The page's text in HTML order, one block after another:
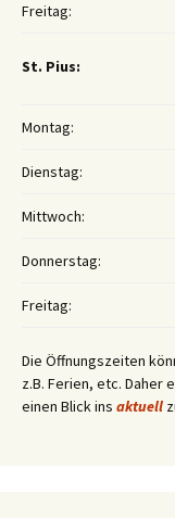
Freitag:
St. Pius:
Montag:
Dienstag:
Mittwoch:
Donnerstag:
Freitag:
Die Öffnungszeiten
z.B. Ferien, etc. Daher
einen Blick ins aktuell